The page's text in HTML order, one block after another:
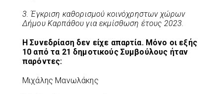
3. Έγκριση καθορισμού κοινόχρηστων χώρων
Δήμου Καρπάθου για εκμίσθωση έτους 2023.
Η Συνεδρίαση δεν είχε απαρτία. Μόνο οι εξής
10 από τα 21 δημοτικούς Συμβούλους ήταν
παρόντες:
Μιχάλης Μανωλάκης